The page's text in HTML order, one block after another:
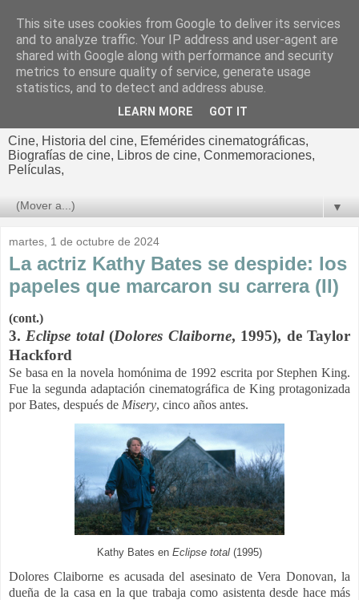
El cultural
cinematográfico de Jorge
Cine, Historia del cine, Efemérides cinematográficas,
Biografías de cine, Libros de cine, Conmemoraciones,
Películas,
▼
martes, 1 de octubre de 2024
La actriz Kathy Bates se despide: los
papeles que marcaron su carrera (II)
(cont.)
3. Eclipse total(Dolores Claiborne, 1995), de Taylor
Hackford
Se basa en la novela homónima de 1992 escrita por Stephen King.
Fue la segunda adaptación cinematográfica de King protagonizada
por Bates, después de Misery, cinco años antes.
Kathy Bates en Eclipse total (1995)
Dolores Claiborne es acusada del asesinato de Vera Donovan, la
dueña de la casa en la que trabaja como asistenta desde hace más
This site uses cookies from Google to deliver its services
and to analyze traffic. Your IP address and user-agent are
shared with Google along with performance and security
metrics to ensure quality of service, generate usage
statistics, and to detect and address abuse.
LEARN MORE GOT IT